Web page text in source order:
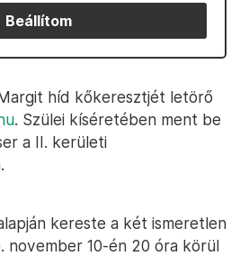
Beállítom
híd kőkeresztjét letörő
. Szülei kíséretében ment be
a II. kerületi
kereste a két ismeretlen
10-én 20 óra körül